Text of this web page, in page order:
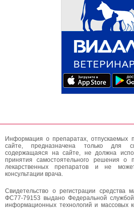
Информация о препаратах, отпускаемых
сайте, предназначена только для
содержащаяся на сайте, не должна
принятия самостоятельного решения о
лекарственных препаратов и не
консультации врача.
Свидетельство о регистрации
ФС77-79153 выдано Федеральной
информационных технологий и массовых